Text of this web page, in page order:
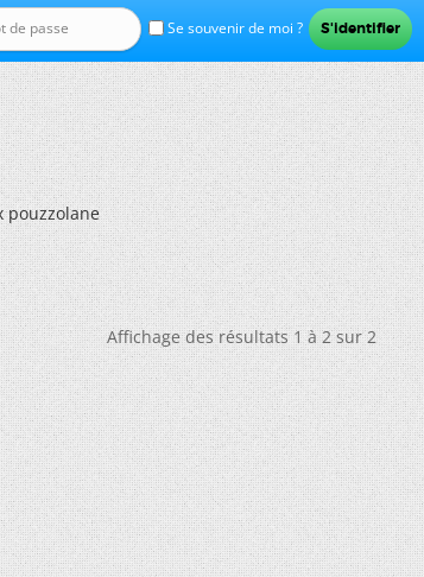
Se souvenir de moi ?
pouzzolane
Affichage des résultats 1 à 2 sur 2